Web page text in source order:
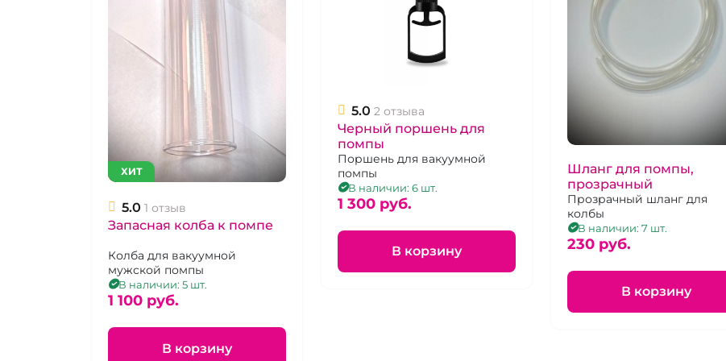
ХИТ
5.0 1 отзыв
Запасная колба к помпе
Колба для вакуумной
мужской помпы
В наличии: 5 шт.
1 100 pуб.
В корзину
5.0 2 отзыва
Черный поршень для
помпы
Поршень для вакуумной
помпы
В наличии: 6 шт.
1 300 pуб.
В корзину
Шланг для помпы,
прозрачный
Прозрачный шланг для
колбы
В наличии: 7 шт.
230 pуб.
В корзину